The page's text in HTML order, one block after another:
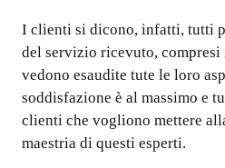
I clienti si dicono, infatti, tutti
del servizio ricevuto,
vedono esaudite tute le loro
soddisfazione è al massimo e
clienti che vogliono mettere
maestria di questi esperti.